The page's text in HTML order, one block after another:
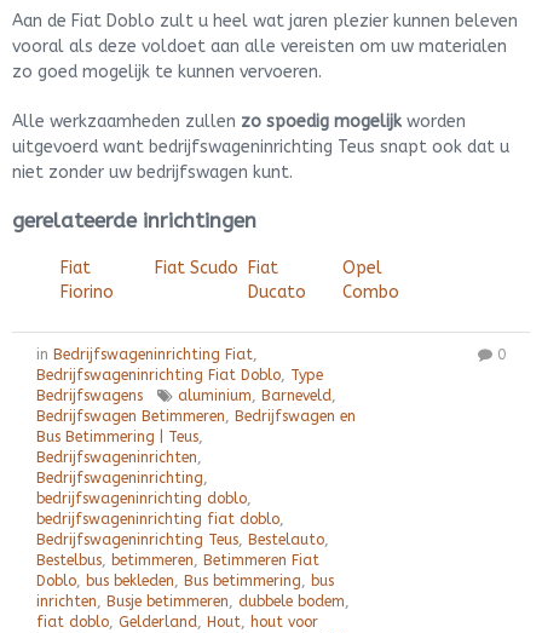
Aan de Fiat Doblo zult u heel wat jaren plezier kunnen beleven
vooral als deze voldoet aan alle vereisten om uw materialen
zo goed mogelijk te kunnen vervoeren.
Alle werkzaamheden zullen zo spoedig mogelijk worden
uitgevoerd want bedrijfswageninrichting Teus snapt ook dat u
niet zonder uw bedrijfswagen kunt.
gerelateerde inrichtingen
Fiat
Fiorino
Fiat Scudo
Fiat
Ducato
Opel
Combo
in Bedrijfswageninrichting Fiat,
Bedrijfswageninrichting Fiat Doblo, Type
Bedrijfswagens
aluminium, Barneveld,
Bedrijfswagen Betimmeren, Bedrijfswagen en
Bus Betimmering | Teus,
Bedrijfswageninrichten,
Bedrijfswageninrichting,
bedrijfswageninrichting doblo,
bedrijfswageninrichting fiat doblo,
Bedrijfswageninrichting Teus, Bestelauto,
Bestelbus, betimmeren, Betimmeren Fiat
Doblo, bus bekleden, Bus betimmering, bus
inrichten, Busje betimmeren, dubbele bodem,
fiat doblo, Gelderland, Hout, hout voor
0